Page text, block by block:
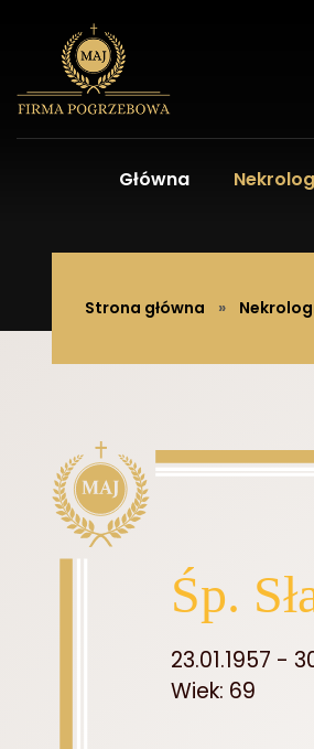
Główna
Strona główna »
Śp.
23.01.1957 -
Wiek: 69